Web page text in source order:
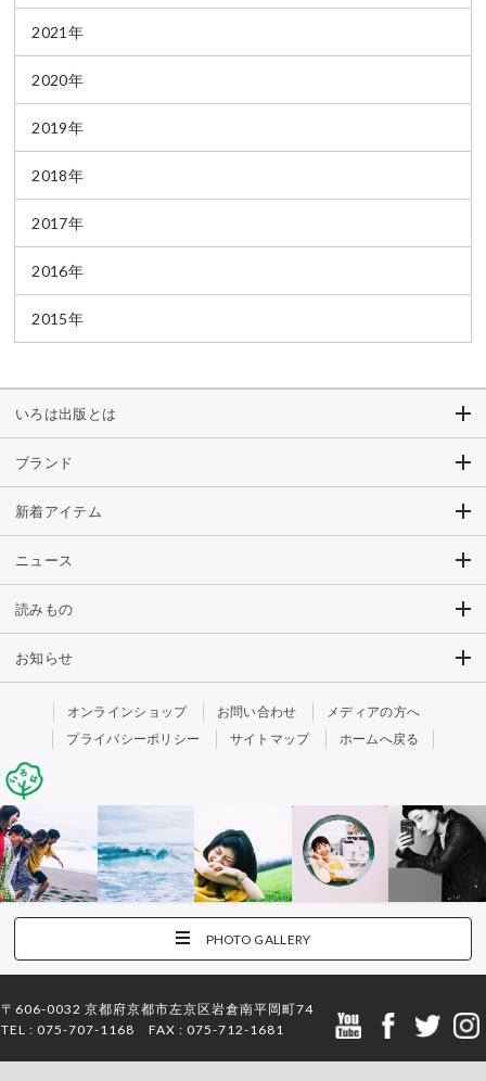
2021年
2020年
2019年
2018年
2017年
2016年
2015年
いろは出版とは
ブランド
新着アイテム
ニュース
読みもの
お知らせ
オンラインショップ お問い合わせ
メディアの方へ
プライバシーポリシー
サイトマップ ホームへ戻る
PHOTO GALLERY
〒606-0032 京都府京都市左京区岩倉南平岡町74
TEL : 075-707-1168 FAX : 075-712-1681